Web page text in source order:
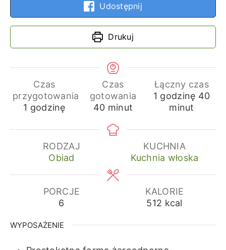
Udostępnij
Drukuj
Czas
przygotowania
1 godzina
godzinę
Czas
gotowania
40minuty
minut
Łączny czas
1 godzina
godzinę 40
minut
RODZAJ
Obiad
KUCHNIA
Kuchnia włoska
PORCJE
6
KALORIE
512 kcal
WYPOSAŻENIE